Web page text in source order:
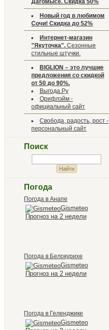
Дагомысе. Скидка 50%
Новый год в любимом
Сочи! Скидка до 52%
Интернет-магазин
"Якуточка". Сезонные
стильные штучки.
BIGLION – это лучшие
предложения со скидкой
от 50 до 90%.
Выгода.Ру
Орифлэйм -
официальный сайт
Свобода, радость, рост -
персональный сайт
Поиск
Погода
Погода в Анапе
Gismeteo
Прогноз на 2 недели
Погода в Белокурихе
Gismeteo
Прогноз на 2 недели
Погода в Геленджике
Gismeteo